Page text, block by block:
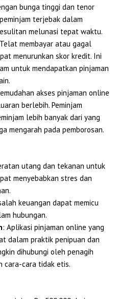
bunga tinggi dan tenor
terjebak dalam
melunasi tepat waktu.
membayar atau gagal
menurunkan skor kredit. Ini
untuk mendapatkan pinjaman
akses pinjaman online
berlebih. Peminjam
lebih banyak dari yang
mengarah pada pemborosan.
utang dan tekanan untuk
menyebabkan stres dan
keuangan dapat memicu
hubungan.
: Aplikasi pinjaman online yang
dalam praktik penipuan dan
dihubungi oleh penagih
cara-cara tidak etis.